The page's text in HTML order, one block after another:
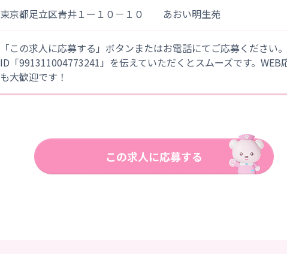
東京都足立区青井１ー１０－１０ あおい明生苑
「この求人に応募する」ボタンまたはお電話にてご応募ください
ID「991311004773241」を伝えていただくとスムーズです。WEB
も大歓迎です！